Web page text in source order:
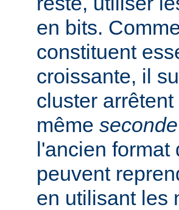
en bits.
constituent
croissante, il
cluster
même
l'ancien format
peuvent
en utilisant les